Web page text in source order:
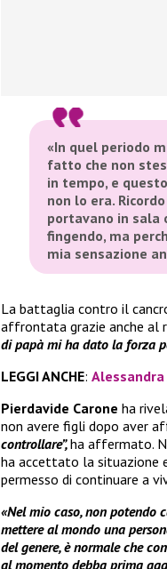
«In quel periodo
fatto che non
in tempo, e
non lo era.
portavano in sala
fingendo, ma
mia sensazione
La battaglia contro il
affrontata grazie anche al
di papà mi ha dato la forza
LEGGI ANCHE:
Pierdavide Carone ha
non avere figli dopo aver
controllare”,ha affermato.
ha accettato la situazione
permesso di continuare a
«Nel mio caso, non potendo
mettere al mondo una
del genere, è normale che
al momento debba prima